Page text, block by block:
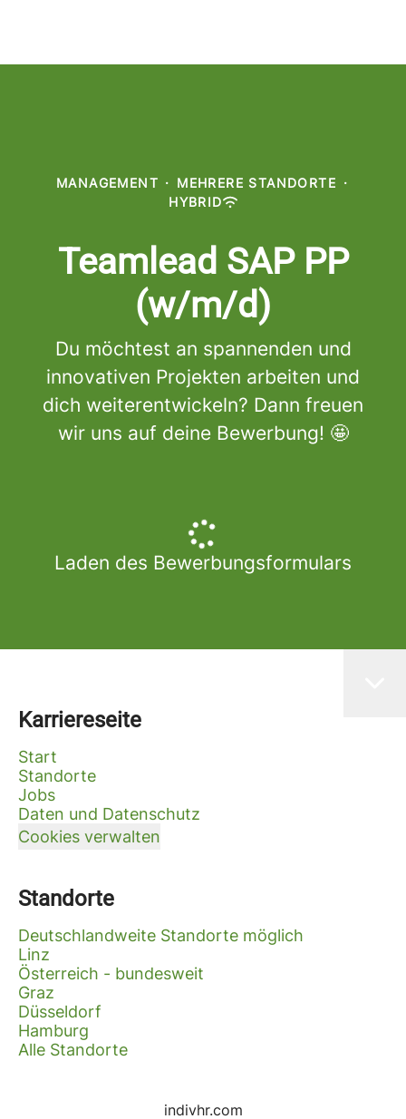
MANAGEMENT · MEHRERE STANDORTE ·
HYBRID
Teamlead SAP PP
(w/m/d)
Du möchtest an spannenden und
innovativen Projekten arbeiten und
dich weiterentwickeln? Dann freuen
wir uns auf deine Bewerbung! 🤩
Laden des Bewerbungsformulars
Karriereseite
Start
Standorte
Jobs
Daten und Datenschutz
Cookies verwalten
Standorte
Deutschlandweite Standorte möglich
Linz
Österreich - bundesweit
Graz
Düsseldorf
Hamburg
Alle Standorte
indivhr.com